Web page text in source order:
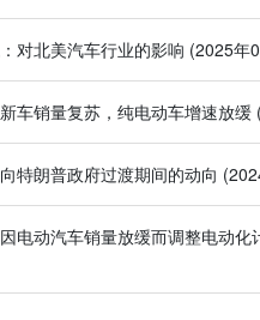
对北美汽车行业的影响 (2025年
车销量复苏，纯电动车增速放缓
特朗普政府过渡期间的动向
电动汽车销量放缓而调整电动化